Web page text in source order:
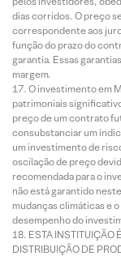
dias corridos. O preço
correspondente aos
função do prazo do
garantia. Essas
margem.
O investimento em
patrimoniais
preço de um contrato
consubstanciar um
um investimento de
oscilação de preço
recomendada para o
não está garantido
mudanças climáticas e
desempenho do
ESTA INSTITUIÇÃO
DISTRIBUIÇÃO DE